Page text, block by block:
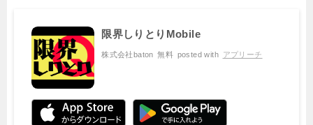
限界しりとりMobile
株式会社baton 無料 posted with アプリーチ